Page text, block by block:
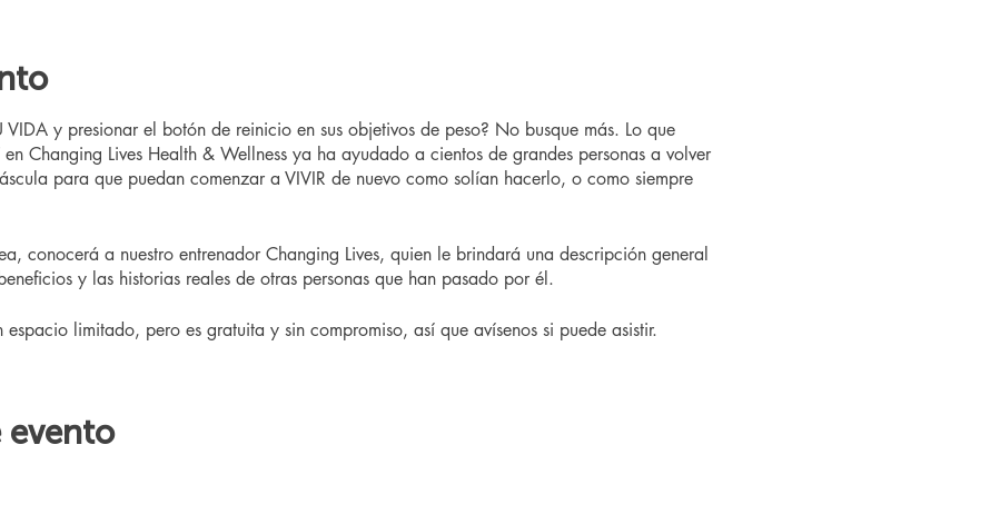
VIDA y presionar el botón de reinicio en sus objetivos de peso? No busque más. Lo que
Changing Lives Health & Wellness ya ha ayudado a cientos de grandes personas a volver
para que puedan comenzar a VIVIR de nuevo como solían hacerlo, o como siempre
conocerá a nuestro entrenador Changing Lives, quien le brindará una descripción general
y las historias reales de otras personas que han pasado por él.
espacio limitado, pero es gratuita y sin compromiso, así que avísenos si puede asistir.
evento